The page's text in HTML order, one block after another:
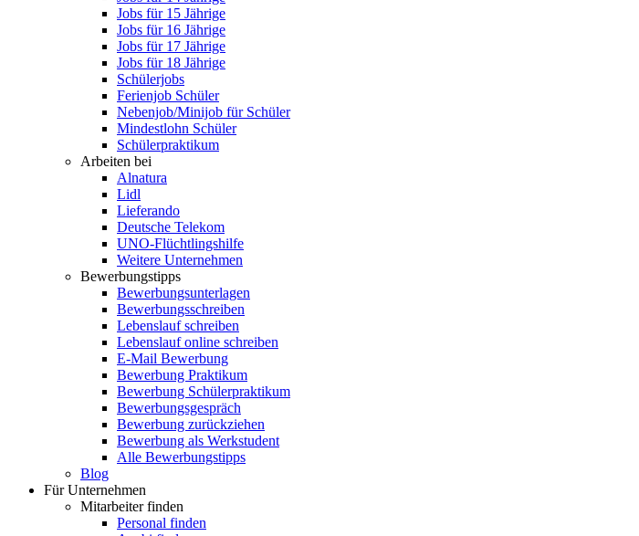
Jobs für 15 Jährige
Jobs für 16 Jährige
Jobs für 17 Jährige
Jobs für 18 Jährige
Schülerjobs
Ferienjob Schüler
Nebenjob/Minijob für Schüler
Mindestlohn Schüler
Schülerpraktikum
Arbeiten bei
Alnatura
Lidl
Lieferando
Deutsche Telekom
UNO-Flüchtlingshilfe
Weitere Unternehmen
Bewerbungstipps
Bewerbungsunterlagen
Bewerbungsschreiben
Lebenslauf schreiben
Lebenslauf online schreiben
E-Mail Bewerbung
Bewerbung Praktikum
Bewerbung Schülerpraktikum
Bewerbungsgespräch
Bewerbung zurückziehen
Bewerbung als Werkstudent
Alle Bewerbungstipps
Blog
Für Unternehmen
Mitarbeiter finden
Personal finden